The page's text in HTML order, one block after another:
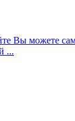
Вы можете
...